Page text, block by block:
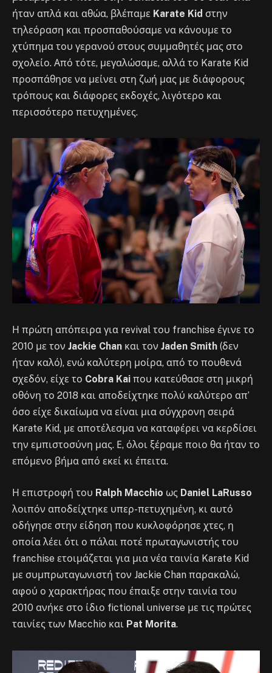
ήταν απλά και αθώα, βλέπαμε Karate Kid στην
τηλεόραση και προσπαθούσαμε να κάνουμε το
χτύπημα του γερανού στους συμμαθητές μας στο
σχολείο. Από τότε, μεγαλώσαμε, αλλά το Karate Kid
προσπάθησε να μείνει στη ζωή μας με διάφορους
τρόπους και διάφορες εκδοχές, λιγότερο και
περισσότερο πετυχημένες.
Η πρώτη απόπειρα για revival του franchise έγινε το
2010 με τον Jackie Chan και τον Jaden Smith (δεν
ήταν καλό), ενώ καλύτερη μοίρα, από το πουθενά
σχεδόν, είχε το Cobra Kai που κατεύθασε στη μικρή
οθόνη το 2018 και αποδείχτηκε πολύ καλύτερο απ’
όσο είχε δικαίωμα να είναι μια σύγχρονη σειρά
Karate Kid, με αποτέλεσμα να καταφέρει να κερδίσει
την εμπιστοσύνη μας. Ε, όλοι ξέραμε ποιο θα ήταν το
επόμενο βήμα από εκεί κι έπειτα.
Η επιστροφή του Ralph Macchio ως Daniel LaRusso
λοιπόν αποδείχτηκε υπερ-πετυχημένη, κι αυτό
οδήγησε στην είδηση που κυκλοφόρησε χτες, η
οποία λέει ότι ο πάλαι ποτέ πρωταγωνιστής του
franchise ετοιμάζεται για μια νέα ταινία Karate Kid
με συμπρωταγωνιστή τον Jackie Chan παρακαλώ,
αφού ο χαρακτήρας που έπαιξε στην ταινία του
2010 ανήκε στο ίδιο fictional universe με τις πρώτες
ταινίες των Macchio και Pat Morita.